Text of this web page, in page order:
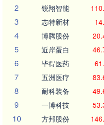
2 锐翔智能
3 志特新材
4 博腾股份
5 近岸蛋白
6 毕得医药
7 五洲医疗
8 耐科装备
9 一博科技
10 方邦股份